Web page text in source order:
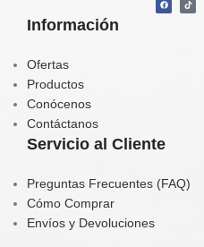
Información
Ofertas
Productos
Conócenos
Contáctanos
Servicio al Cliente
Preguntas Frecuentes (FAQ)
Cómo Comprar
Envíos y Devoluciones